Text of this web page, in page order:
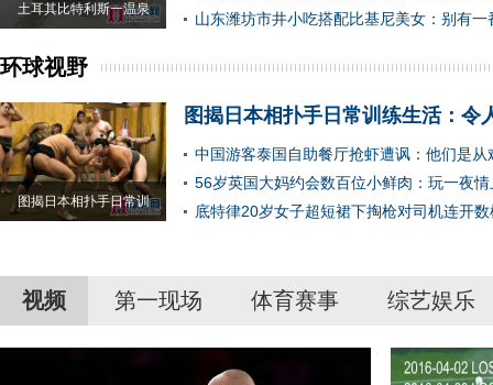
土耳其比特利斯一温泉
山东潍坊市井小吃搭配比基尼美女：别有一
环球视野
图揭日本相扑手日常训
图揭日本相扑手日常训练生活：令
中国游客泰国自助餐厅抢虾遭讽：他们是从
56岁英国大妈约会数百位小鲜肉：玩一夜情
底特律20岁女子超短裙下掏枪对司机连开数
视频 第一现场 体育赛事 综艺娱乐